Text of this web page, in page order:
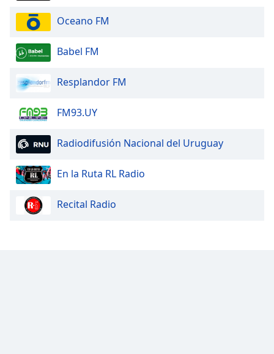
Oceano FM
Babel FM
Resplandor FM
FM93.UY
Radiodifusión Nacional del Uruguay
En la Ruta RL Radio
Recital Radio